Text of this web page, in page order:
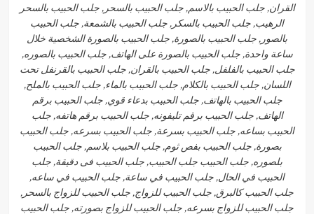
القران, جلب الحبيب بالاسم, جلب الحبيب بالسحر, جلب الحبيب بالسحر
الرهيب, جلب الحبيب بالسكر, جلب الحبيب بالشمعة, جلب الحبيب
بالصور, جلب الحبيب بالصورة, جلب الحبيب بالصورة الشخصية خلال
ساعة واحدة, جلب الحبيب بالصورة على الهاتف, جلب الحبيب بالصوره,
جلب الحبيب بالفلفل, جلب الحبيب بالقران, جلب الحبيب بالقرنفل تحت
اللسان, جلب الحبيب بالكلام, جلب الحبيب بالماء, جلب الحبيب بالملح,
جلب الحبيب بالهاتف, جلب الحبيب بدعاء قوي, جلب الحبيب برقم
الهاتف, جلب الحبيب برقم تليفونه, جلب الحبيب برقم هاتفه, جلب
الحبيب بساعه, جلب الحبيب بسرعة, جلب الحبيب بسرعه, جلب الحبيب
بصورة, جلب الحبيب بفص ثوم, جلب الحبيب بلاسم, جلب الحبيب
بلصوره, جلب الحبيب جلب الحبيب, جلب الحبيب فى دقيقة, جلب
الحبيب في الحال, جلب الحبيب في ساعة, جلب الحبيب في ساعه,
جلب الحبيب كالبرق, جلب الحبيب للزواج, جلب الحبيب للزواج بالسحر,
جلب الحبيب للزواج بسرعه, جلب الحبيب للزواج بصورته, جلب الحبيب